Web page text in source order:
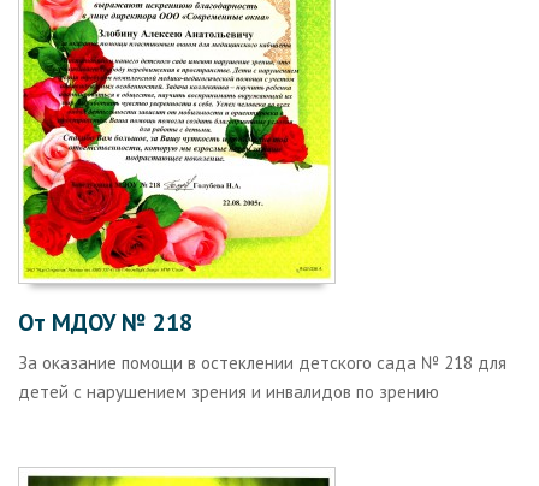
От МДОУ № 218
За оказание помощи в остеклении детского сада № 218 для
детей с нарушением зрения и инвалидов по зрению